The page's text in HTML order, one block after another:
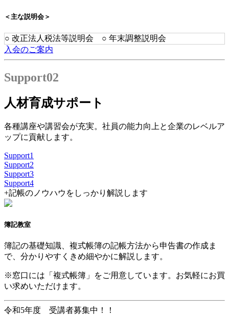
＜主な説明会＞
○ 改正法人税法等説明会 ○ 年末調整説明会
入会のご案内
Support02
人材育成サポート
各種講座や講習会が充実。社員の能力向上と企業のレベルア
ップに貢献します。
Support1
Support2
Support3
Support4
+記帳のノウハウをしっかり解説します
簿記教室
簿記の基礎知識、複式帳簿の記帳方法から申告書の作成ま
で、分かりやすくきめ細やかに解説します。
※窓口には「複式帳簿」をご用意しています。お気軽にお買
い求めいただけます。
令和5年度 受講者募集中！！